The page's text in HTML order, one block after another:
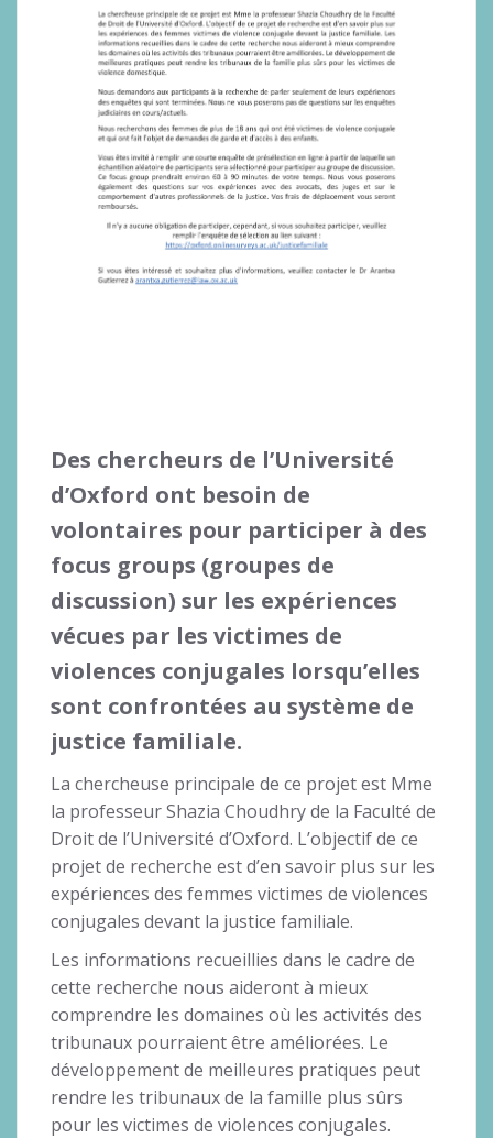
Des chercheurs de l’Université
d’Oxford ont besoin de
volontaires pour participer à des
focus groups (groupes de
discussion) sur les expériences
vécues par les victimes de
violences conjugales lorsqu’elles
sont confrontées au système de
justice familiale.
La chercheuse principale de ce projet est Mme
la professeur Shazia Choudhry de la Faculté de
Droit de l’Université d’Oxford. L’objectif de ce
projet de recherche est d’en savoir plus sur les
expériences des femmes victimes de violences
conjugales devant la justice familiale.
Les informations recueillies dans le cadre de
cette recherche nous aideront à mieux
comprendre les domaines où les activités des
tribunaux pourraient être améliorées. Le
développement de meilleures pratiques peut
rendre les tribunaux de la famille plus sûrs
pour les victimes de violences conjugales.